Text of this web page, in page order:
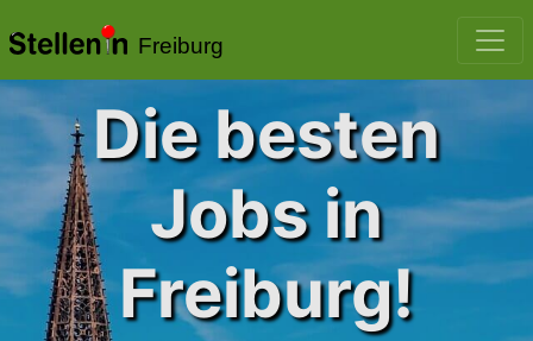
Freiburg
Die besten
Jobs in
Freiburg!